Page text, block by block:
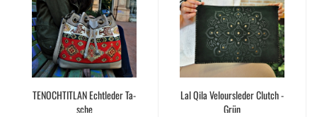
TE­NOCH­TI­TLAN Echt­le­der Ta­
sche
Lal Qila Ve­lours­le­der Clutch -
Grün